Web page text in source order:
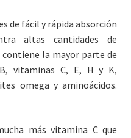
de fácil y rápida absorción
altas cantidades de
la mayor parte de
vitaminas C, E, H y K,
omega y aminoácidos.
más vitamina C que